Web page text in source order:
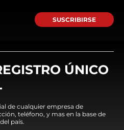
SUSCRIBIRSE
ÚNICO
de cualquier empresa de
teléfono, y mas en la base de
país.